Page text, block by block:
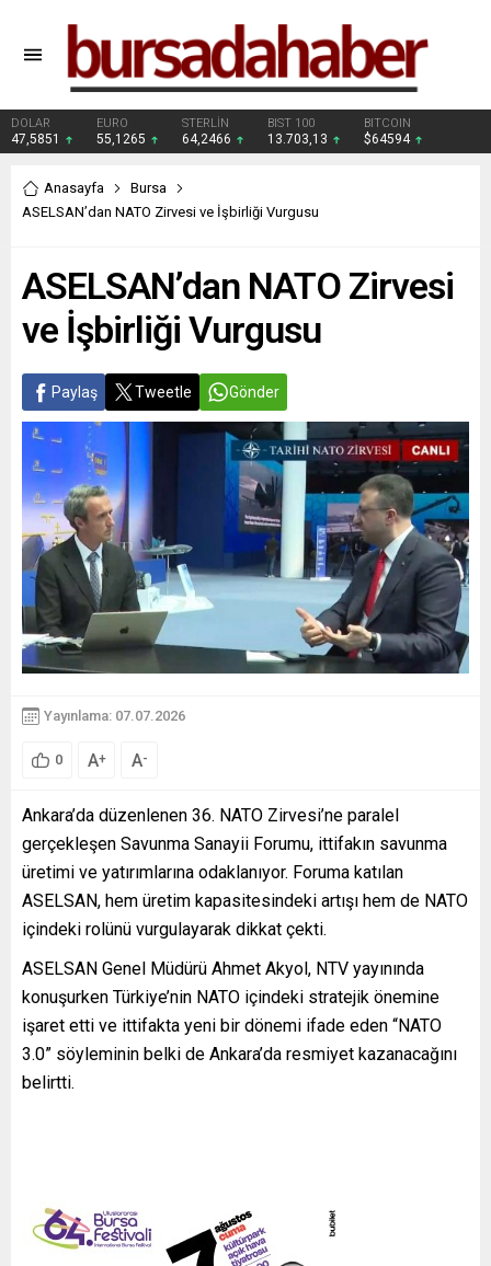
DOLAR
47,5851
EURO
55,1265
STERLİN
64,2466
BIST 100
13.703,13
BITCOIN
$64594
Anasayfa
Bursa
ASELSAN’dan NATO Zirvesi ve İşbirliği Vurgusu
ASELSAN’dan NATO Zirvesi
ve İşbirliği Vurgusu
Paylaş Tweetle Gönder
Yayınlama: 07.07.2026
0 A+ A-
Ankara’da düzenlenen 36. NATO Zirvesi’ne paralel
gerçekleşen Savunma Sanayii Forumu, ittifakın savunma
üretimi ve yatırımlarına odaklanıyor. Foruma katılan
ASELSAN, hem üretim kapasitesindeki artışı hem de NATO
içindeki rolünü vurgulayarak dikkat çekti.
ASELSAN Genel Müdürü Ahmet Akyol, NTV yayınında
konuşurken Türkiye’nin NATO içindeki stratejik önemine
işaret etti ve ittifakta yeni bir dönemi ifade eden “NATO
3.0” söyleminin belki de Ankara’da resmiyet kazanacağını
belirtti.